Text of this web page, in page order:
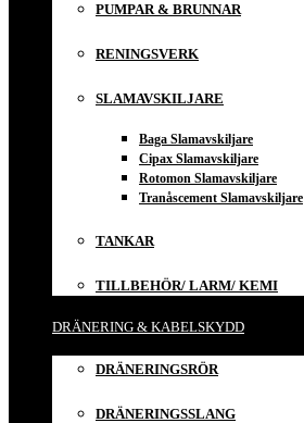
PUMPAR & BRUNNAR
RENINGSVERK
SLAMAVSKILJARE
Baga Slamavskiljare
Cipax Slamavskiljare
Rotomon Slamavskiljare
Tranåscement Slamavskiljare
TANKAR
TILLBEHÖR/ LARM/ KEMI
DRÄNERING & KABELSKYDD
DRÄNERINGSRÖR
DRÄNERINGSSLANG